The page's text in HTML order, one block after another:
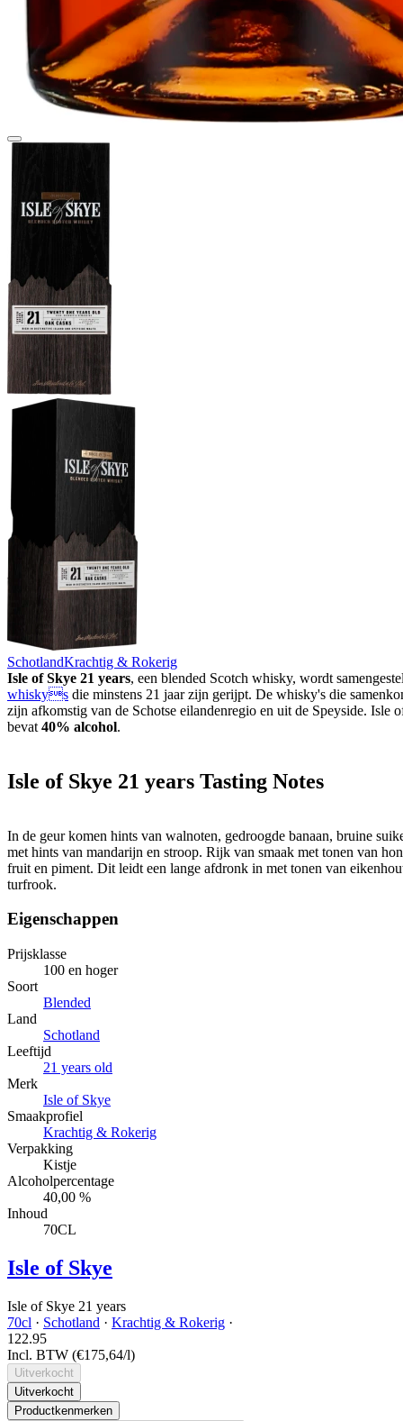
SchotlandKrachtig & Rokerig
Isle of Skye 21 years, een blended Scotch whisky, wordt
whiskys die minstens 21 jaar zijn gerijpt. De whisky's die
zijn afkomstig van de Schotse eilandenregio en uit de Speyside. Isle
bevat 40% alcohol.
Isle of Skye 21 years Tasting Notes
In de geur komen hints van walnoten, gedroogde banaan, bruine
met hints van mandarijn en stroop. Rijk van smaak met tonen van
fruit en piment. Dit leidt een lange afdronk in met tonen van
turfrook.
Eigenschappen
Prijsklasse
100 en hoger
Soort
Blended
Land
Schotland
Leeftijd
21 years old
Merk
Isle of Skye
Smaakprofiel
Krachtig & Rokerig
Verpakking
Kistje
Alcoholpercentage
40,00 %
Inhoud
70CL
Isle of Skye
Isle of Skye 21 years
70cl · Schotland · Krachtig & Rokerig ·
122.95
Incl. BTW (€175,64/l)
Uitverkocht
Uitverkocht
Productkenmerken